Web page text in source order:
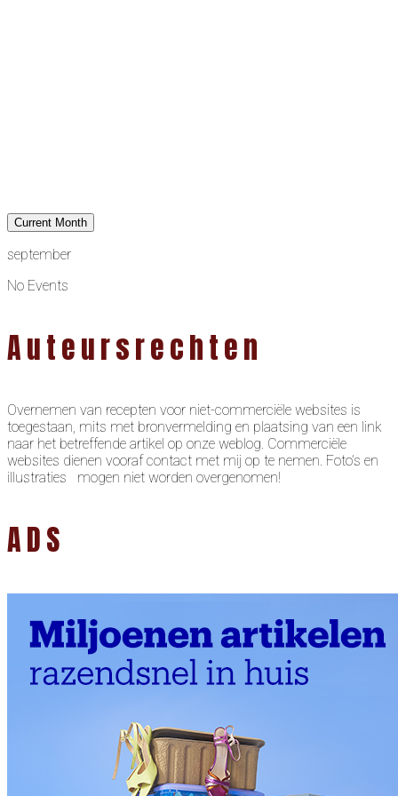
Current Month
september
No Events
Auteursrechten
Overnemen van recepten voor niet-commerciële websites is
toegestaan, mits met bronvermelding en plaatsing van een link
naar het betreffende artikel op onze weblog. Commerciële
websites dienen vooraf contact met mij op te nemen. Foto’s en
illustraties mogen niet worden overgenomen!
ADS